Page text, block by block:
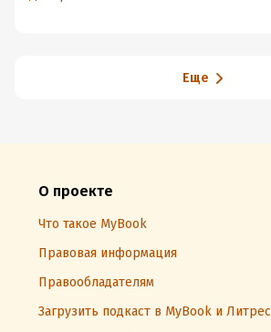
Еще
О проекте
Что такое MyBook
Правовая информация
Правообладателям
Загрузить подкаст в MyBook и Литрес